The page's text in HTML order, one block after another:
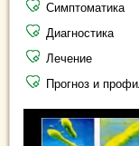
Симптоматика
Диагностика
Лечение
Прогноз и